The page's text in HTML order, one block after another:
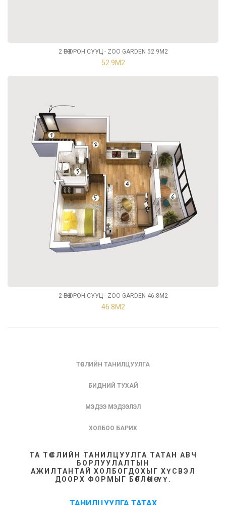
2 ӨРӨӨ ОРОН СУУЦ - ZOO GARDEN 52.9М2
52.9М2
2 ӨРӨӨ ОРОН СУУЦ - ZOO GARDEN 46.8М2
46.8М2
ТӨСЛИЙН ТАНИЛЦУУЛГА
БИДНИЙ ТУХАЙ
МЭДЭЭ МЭДЭЭЛЭЛ
ХОЛБОО БАРИХ
ТА ТӨСЛИЙН ТАНИЛЦУУЛГА ТАТАН АВЧ
БОРЛУУЛАЛТЫН
АЖИЛТАНТАЙ ХОЛБОГДОХЫГ ХҮСВЭЛ
ДООРХ ФОРМЫГ БӨГЛӨНӨ ҮҮ.